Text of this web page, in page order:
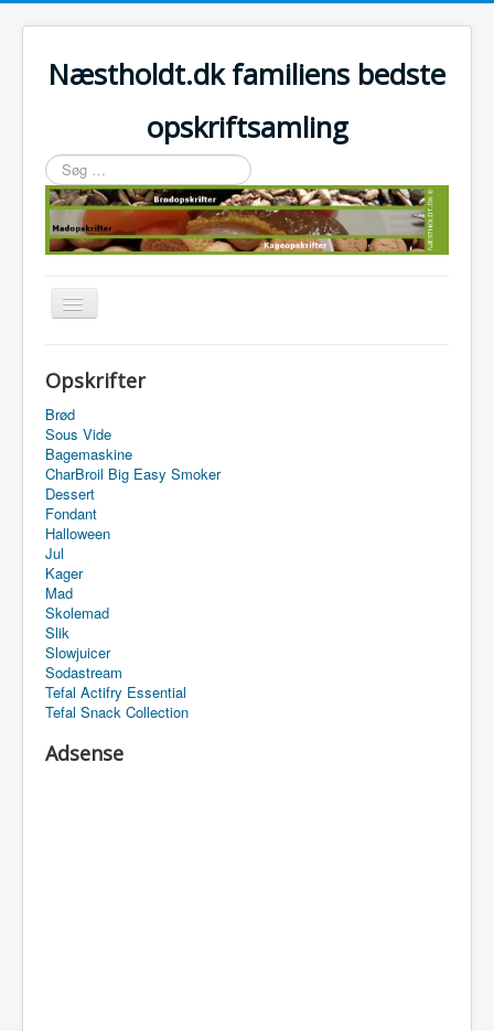
Næstholdt.dk familiens bedste
opskriftsamling
Søg
…
Skift
navigation
Tefal Actifry Essential
Opskrifter
Brød
Sous Vide
Bagemaskine
CharBroil Big Easy Smoker
Dessert
Fondant
Halloween
Jul
Kager
Mad
Skolemad
Slik
Slowjuicer
Sodastream
Tefal Actifry Essential
Tefal Snack Collection
Adsense